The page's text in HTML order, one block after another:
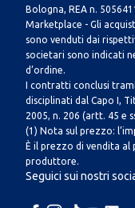
Bologna, REA n.
Marketplace - Gli
sono venduti dai
societari sono indicati
d’ordine.
I contratti conclusi
disciplinati dal Capo I,
2005, n. 206 (artt. 45 e
(1) Nota sul prezzo:
È il prezzo di vendita
produttore.
Seguici sui nostri